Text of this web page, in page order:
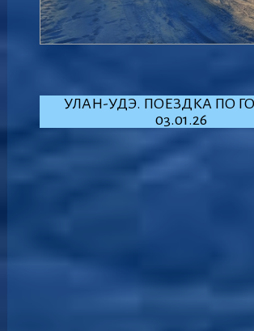
УЛАН-УДЭ. ПОЕЗДКА ПО
03.01.26